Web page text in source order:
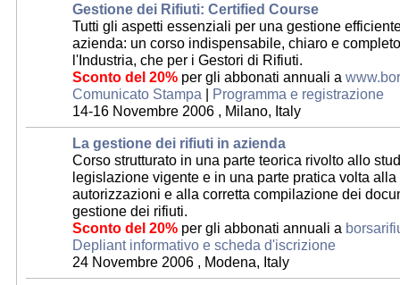
Gestione dei Rifiuti: Certified Course
Tutti gli aspetti essenziali per una gestione
azienda: un corso indispensabile, chiaro e
l'Industria, che per i Gestori di Rifiuti.
Sconto del 20% per gli abbonati annuali a
Comunicato Stampa | Programma e registrazione
14-16 Novembre 2006 , Milano, Italy
La gestione dei rifiuti in azienda
Corso strutturato in una parte teorica rivolto allo
legislazione vigente e in una parte pratica volta
autorizzazioni e alla corretta compilazione dei
gestione dei rifiuti.
Sconto del 20% per gli abbonati annuali a
Depliant informativo e scheda d'iscrizione
24 Novembre 2006 , Modena, Italy